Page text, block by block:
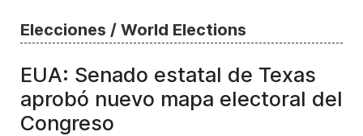
Elecciones / World Elections
EUA: Senado estatal de Texas
aprobó nuevo mapa electoral del
Congreso